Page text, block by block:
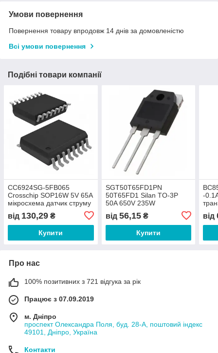
Умови повернення
Повернення товару впродовж 14 днів за домовленістю
Всі умови повернення
Подібні товари компанії
CC6924SG-5FB065
Crosschip SOP16W 5V 65A
мікросхема датчик струму
від 130,29 ₴
Купити
SGT50T65FD1PN
50T65FD1 Silan TO-3P
50A 650V 235W
від 56,15₴
Купити
-
від
Про нас
100% позитивних з 721 відгука за рік
Працює з 07.09.2019
м. Дніпро
проспект Олександра Поля, буд. 28-А, поштовий індекс
49101, Дніпро, Україна
Контакти